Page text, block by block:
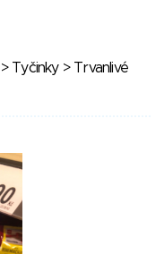
> Tyčinky> Trvanlivé